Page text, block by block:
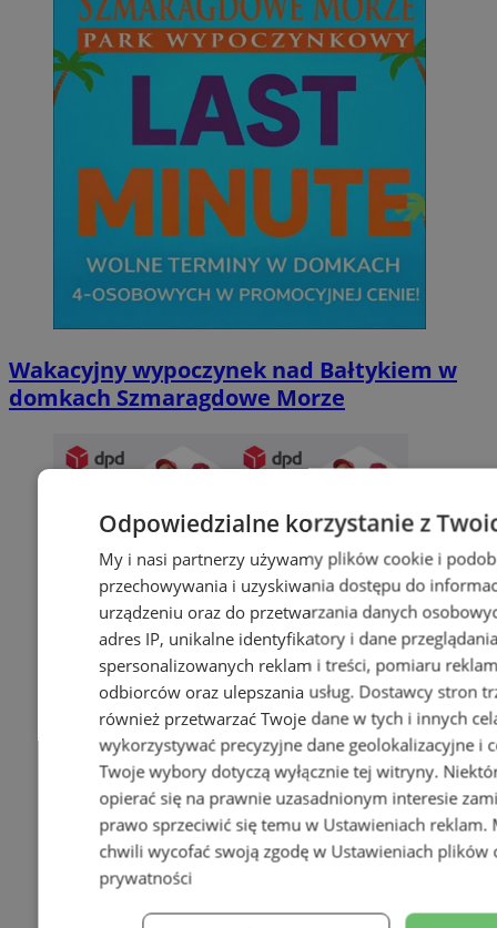
Wakacyjny wypoczynek nad Bałtykiem w
domkach Szmaragdowe Morze
Odpowiedzialne korzystanie z
My i nasi partnerzy używamy plików cookie i
przechowywania i uzyskiwania dostępu do
urządzeniu oraz do przetwarzania danych
adres IP, unikalne identyfikatory i dane
spersonalizowanych reklam i treści, pomiaru
odbiorców oraz ulepszania usług. Dostawcy stron
również przetwarzać Twoje dane w tych i innych
wykorzystywać precyzyjne dane geolokalizacyjne i
Twoje wybory dotyczą wyłącznie tej witryny.
opierać się na prawnie uzasadnionym interesie
prawo sprzeciwić się temu w Ustawieniach reklam.
chwili wycofać swoją zgodę w Ustawieniach plików
prywatności